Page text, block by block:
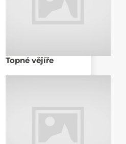
Topné vějíře